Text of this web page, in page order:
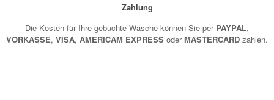
Zahlung
Die Kosten für Ihre gebuchte Wäsche können Sie per PAYPAL,
VORKASSE, VISA, AMERICAM EXPRESS oderMASTERCARD zahlen.